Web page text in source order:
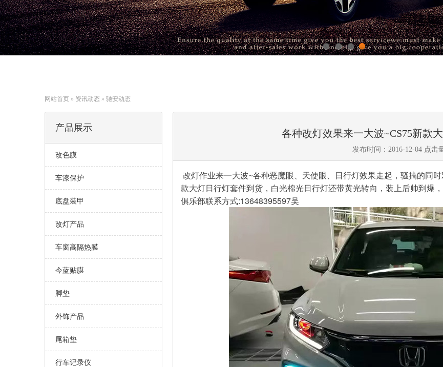
1 2 3 4
网站首页 » 资讯动态 » 驰安动态
产品展示
改色膜
车漆保护
底盘装甲
改灯产品
车窗高隔热膜
今蓝贴膜
脚垫
外饰产品
尾箱垫
行车记录仪
各种改灯效果来一大波~CS75新款
发布时间：2016-12-04 点击
改灯作业来一大波~各种恶魔眼、天使眼、日行灯效果走起，骚搞的同
款大灯日行灯套件到货，白光棉光日行灯还带黄光转向，装上后帅到爆
俱乐部联系方式:13648395597吴